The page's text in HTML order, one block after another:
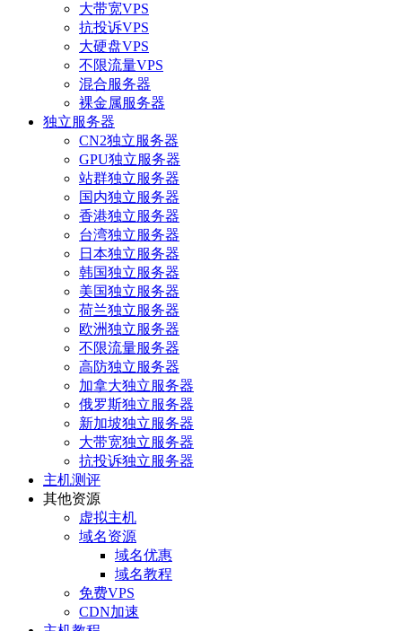
大带宽VPS
抗投诉VPS
大硬盘VPS
不限流量VPS
混合服务器
裸金属服务器
独立服务器
CN2独立服务器
GPU独立服务器
站群独立服务器
国内独立服务器
香港独立服务器
台湾独立服务器
日本独立服务器
韩国独立服务器
美国独立服务器
荷兰独立服务器
欧洲独立服务器
不限流量服务器
高防独立服务器
加拿大独立服务器
俄罗斯独立服务器
新加坡独立服务器
大带宽独立服务器
抗投诉独立服务器
主机测评
其他资源
虚拟主机
域名资源
域名优惠
域名教程
免费VPS
CDN加速